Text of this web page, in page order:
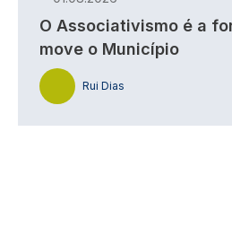
O Associativismo é a
move o Município
Rui Dias